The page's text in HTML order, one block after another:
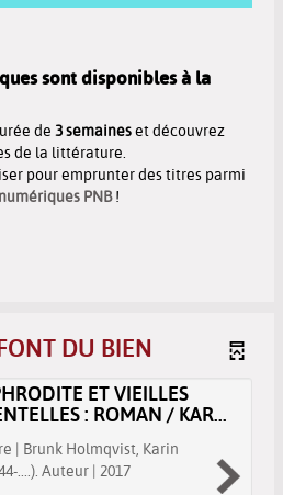
sont disponibles à la
de 3 semaineset découvrez
de la littérature.
pour emprunter des titres parmi
PNB!
DU BIEN
ET VIEILLES
: ROMAN / KAR...
| Brunk Holmqvist, Karin
....). Auteur | 2017